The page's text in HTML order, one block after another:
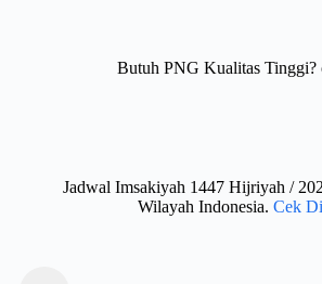
Butuh PNG Kualitas Tinggi?
Jadwal Imsakiyah 1447 Hijriyah /
Wilayah Indonesia. Cek